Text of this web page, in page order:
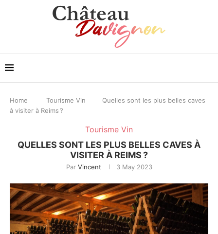
Home Tourisme Vin
Quelles sont les plus belles caves
à visiter à Reims ?
Tourisme Vin
QUELLES SONT LES PLUS BELLES CAVES À
VISITER À REIMS ?
Par Vincent 3 May 2023